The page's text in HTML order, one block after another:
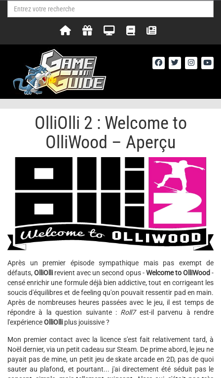
OlliOlli 2 : Welcome to
OlliWood – Aperçu
Après un premier épisode sympathique mais pas exempt de
défauts,OlliOlli revient avec un second opus -Welcome to OlliWood -
censé enrichir une formule déjà bien addictive, tout en corrigeant les
soucis d'équilibres et de feeling qu'on pouvait ressentir pad en main.
Après de nombreuses heures passées avec le jeu, il est temps de
répondre à la question suivante : Roll7est-il parvenu à rendre
l'expérienceOlliOlli plus jouissive ?
Mon premier contact avec la licence s'est fait relativement tard, à
Noël dernier, via un petit cadeau sur Steam. De prime abord, le jeu ne
payait pas de mine, un petit jeu de skate arcade en 2D, pas de quoi
sauter au plafond, et pourtant... j'ai directement été séduit pas le